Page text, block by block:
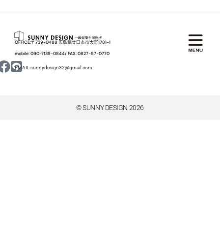
OFFICE:〒739-0488 広島県廿日市市大野1781-1
mobile: 090-7139-0844/ FAX: 0827­-57­-0770
EMAIL:sunnydesign32@gmail.com
© SUNNY DESIGN 2026